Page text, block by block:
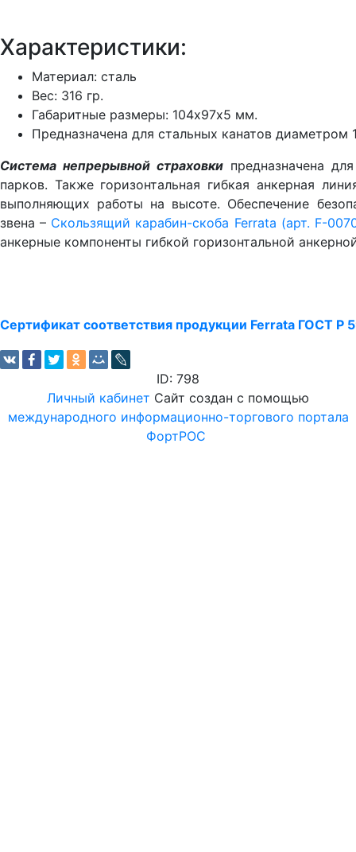
Характеристики:
Материал: сталь
Вес: 316 гр.
Габаритные размеры: 104х97х5 мм.
Предназначена для стальных канатов диаметром
Система непрерывной страховки предназначена
парков. Также горизонтальная гибкая анкерная
выполняющих работы на высоте. Обеспечение
звена – Скользящий карабин-скоба Ferrata (арт. F-
анкерные компоненты гибкой горизонтальной
Сертификат соответствия продукции Ferrata ГОСТ Р
ID: 798
Личный кабинет Сайт создан с помощью
международного информационно-торгового портала
ФортРОС